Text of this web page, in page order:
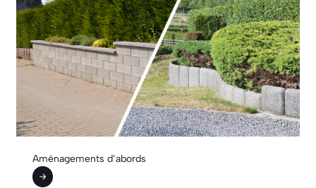
Aménagements d’abords